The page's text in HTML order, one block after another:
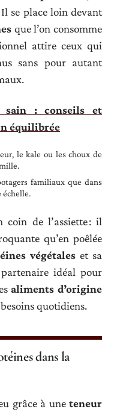
se place loin devant
que l’on consomme
attire ceux qui
sans pour autant
sain : conseils et
équilibrée
le kale ou les choux de
familiaux que dans
échelle.
de l’assiette : il
qu’en poêlée
végétales et sa
idéal pour
aliments d’origine
quotidiens.
dans la
grâce à une teneur